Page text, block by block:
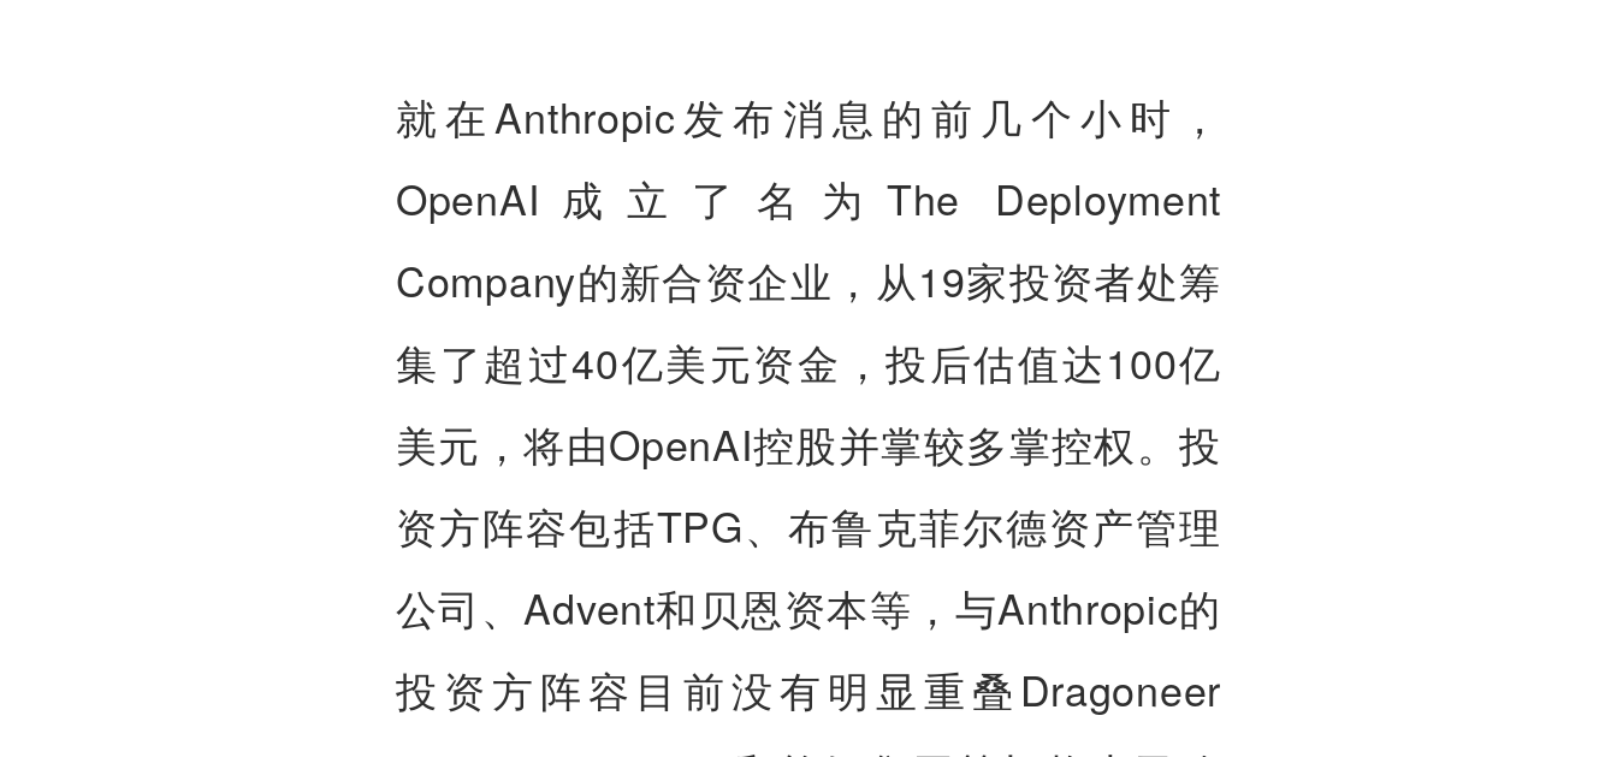
就在Anthropic发布消息的前几个小时，
OpenAI成立了名为The Deployment
Company的新合资企业，从19家投资者处筹
集了超过40亿美元资金，投后估值达100亿
美元，将由OpenAI控股并掌较多掌控权。投
资方阵容包括TPG、布鲁克菲尔德资产管理
公司、Advent和贝恩资本等，与Anthropic的
投资方阵容目前没有明显重叠 Dragoneer